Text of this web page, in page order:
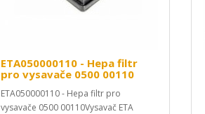
ETA050000110 - Hepa filtr
pro vysavače 0500 00110
ETA050000110 - Hepa filtr pro
vysavače 0500 00110Vysavač ETA